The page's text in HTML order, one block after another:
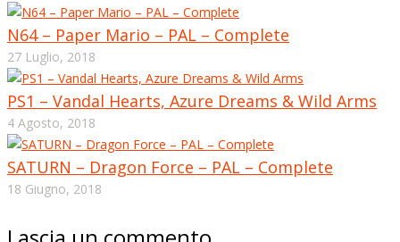
N64 – Paper Mario – PAL – Complete
27 Luglio, 2018
PS1 – Vandal Hearts, Azure Dreams & Wild Arms
4 Agosto, 2018
SATURN – Dragon Force – PAL – Complete
18 Giugno, 2018